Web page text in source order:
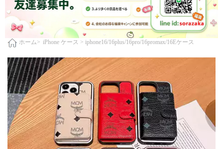
ホーム> iPhone ケース > iphone16/16plus/16pro/16promax/16Eケース